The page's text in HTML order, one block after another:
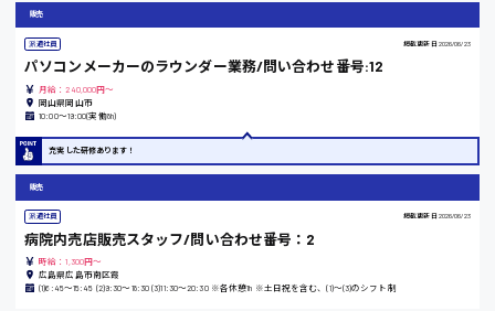
熊本県
島根県
時給1300円〜
時給1200円〜
販売
派遣社員 掲載更新日 2026/06/23
パソコンメーカーのラウンダー業務/問い合わせ番号:12
月給：240,000円～
岡山県岡山市
10:00〜19:00(実働8h)
充実した研修あります！
販売
派遣社員 掲載更新日 2026/06/23
病院内売店販売スタッフ/問い合わせ番号：2
時給：1,300円～
広島県広島市南区霞
(1)6:45〜15:45 (2)9:30〜18:30 (3)11:30〜20:30 ※各休憩1h ※土日祝を含む、(1)〜(3)のシフト制